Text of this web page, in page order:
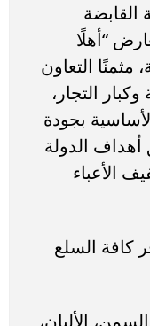
القابضة
“أهلًا
التعاون
التجار،
بجودة
الدولة
الأعباء
كافة السلع